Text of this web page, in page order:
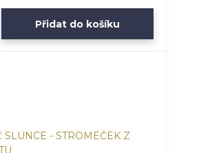
Přidat do košíku